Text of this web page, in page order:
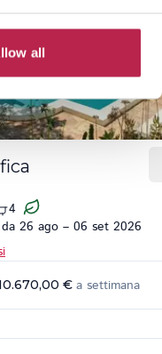
all
4
26 ago – 06 set 2026
€ a settimana